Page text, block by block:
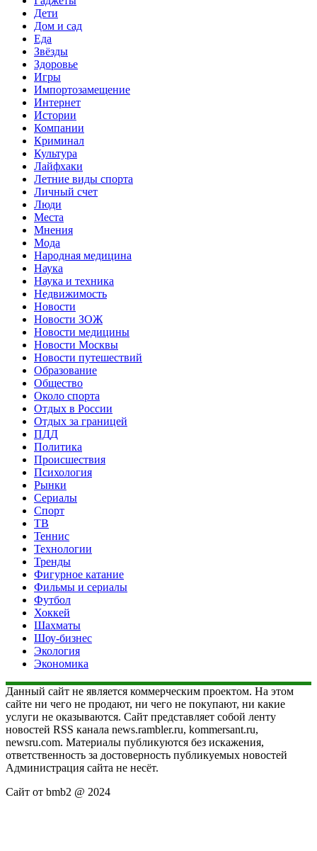
Дети
Дом и сад
Еда
Звёзды
Здоровье
Игры
Импортозамещение
Интернет
Истории
Компании
Криминал
Культура
Лайфхаки
Летние виды спорта
Личный счет
Люди
Места
Мнения
Мода
Народная медицина
Наука
Наука и техника
Недвижимость
Новости
Новости ЗОЖ
Новости медицины
Новости Москвы
Новости путешествий
Образование
Общество
Около спорта
Отдых в России
Отдых за границей
ПДД
Политика
Происшествия
Психология
Рынки
Сериалы
Спорт
ТВ
Теннис
Технологии
Тренды
Фигурное катание
Фильмы и сериалы
Футбол
Хоккей
Шахматы
Шоу-бизнес
Экология
Экономика
Данный сайт не является коммерческим проектом. На этом
сайте ни чего не продают, ни чего не покупают, ни какие
услуги не оказываются. Сайт представляет собой ленту
новостей RSS канала news.rambler.ru, kommersant.ru,
newsru.com. Материалы публикуются без искажения,
ответственность за достоверность публикуемых новостей
Администрация сайта не несёт.
Сайт от bmb2 @ 2024